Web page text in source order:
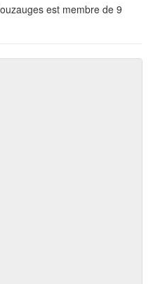
est membre de 9